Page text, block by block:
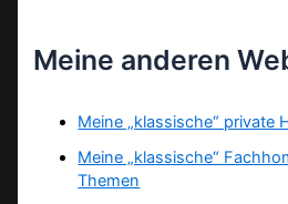
Meine anderen
Meine „klassische“ private
Meine „klassische“
Themen